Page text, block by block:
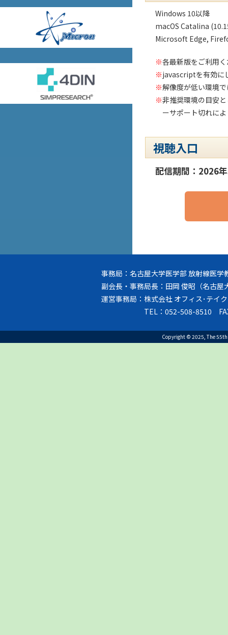
Windows 10以降
macOS Catalina
Microsoft Edge,
※各最新版をご利用
※javascriptを有効に
※解像度が低い環境
※非推奨環境の目安
ーサポート切れに
視聴入口
配信期間：2026
事務局：名古屋大学医学部 放射線医
副会長・事務局長：田岡 俊昭（名古
運営事務局：株式会社 オフィス･テイ
TEL：052-508-8510
Copyright © 2025, The 55th